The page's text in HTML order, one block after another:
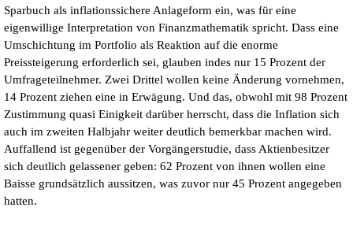
Sparbuch als inflationssichere Anlageform ein, was für eine
eigenwillige Interpretation von Finanzmathematik spricht. Dass eine
Umschichtung im Portfolio als Reaktion auf die enorme
Preissteigerung erforderlich sei, glauben indes nur 15 Prozent der
Umfrageteilnehmer. Zwei Drittel wollen keine Änderung vornehmen,
14 Prozent ziehen eine in Erwägung. Und das, obwohl mit 98 Prozent
Zustimmung quasi Einigkeit darüber herrscht, dass die Inflation sich
auch im zweiten Halbjahr weiter deutlich bemerkbar machen wird.
Auffallend ist gegenüber der Vorgängerstudie, dass Aktienbesitzer
sich deutlich gelassener geben: 62 Prozent von ihnen wollen eine
Baisse grundsätzlich aussitzen, was zuvor nur 45 Prozent angegeben
hatten.